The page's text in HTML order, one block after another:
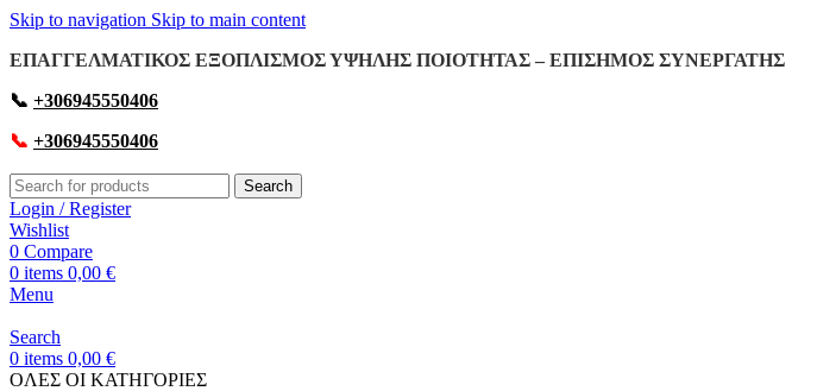
Skip to navigation Skip to main content
ΕΠΑΓΓΕΛΜΑΤΙΚΟΣ ΕΞΟΠΛΙΣΜΟΣ ΥΨΗΛΗΣ ΠΟΙΟΤΗΤΑΣ – ΕΠΙΣΗΜΟΣ ΣΥΝΕΡΓΑΤΗΣ
📞 +306945550406
📞 +306945550406
Search
Login / Register
Wishlist
0 Compare
0 items 0,00 €
Menu
Search
0 items 0,00 €
OΛΕΣ ΟΙ ΚΑΤΗΓΟΡΙΕΣ